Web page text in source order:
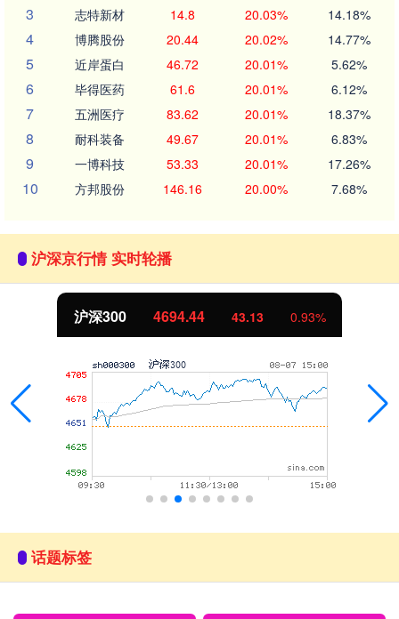
3 志特新材 14.8 20.03% 14.18%
4 博腾股份 20.44 20.02% 14.77%
5 近岸蛋白 46.72 20.01% 5.62%
6 毕得医药 61.6 20.01% 6.12%
7 五洲医疗 83.62 20.01% 18.37%
8 耐科装备 49.67 20.01% 6.83%
9 一博科技 53.33 20.01% 17.26%
10 方邦股份 146.16 20.00% 7.68%
沪深京行情 实时轮播
沪深300 4694.44 43.13 0.93%
话题标签